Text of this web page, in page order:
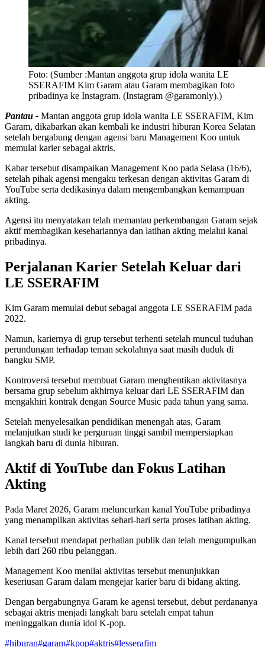
Foto: (Sumber :Mantan anggota grup idola wanita LE
SSERAFIM Kim Garam atau Garam membagikan foto
pribadinya ke Instagram. (Instagram @garamonly).)
Pantau - Mantan anggota grup idola wanita LE SSERAFIM, Kim
Garam, dikabarkan akan kembali ke industri hiburan Korea Selatan
setelah bergabung dengan agensi baru Management Koo untuk
memulai karier sebagai aktris.
Kabar tersebut disampaikan Management Koo pada Selasa (16/6),
setelah pihak agensi mengaku terkesan dengan aktivitas Garam di
YouTube serta dedikasinya dalam mengembangkan kemampuan
akting.
Agensi itu menyatakan telah memantau perkembangan Garam sejak
aktif membagikan kesehariannya dan latihan akting melalui kanal
pribadinya.
Perjalanan Karier Setelah Keluar dari
LE SSERAFIM
Kim Garam memulai debut sebagai anggota LE SSERAFIM pada
2022.
Namun, kariernya di grup tersebut terhenti setelah muncul tuduhan
perundungan terhadap teman sekolahnya saat masih duduk di
bangku SMP.
Kontroversi tersebut membuat Garam menghentikan aktivitasnya
bersama grup sebelum akhirnya keluar dari LE SSERAFIM dan
mengakhiri kontrak dengan Source Music pada tahun yang sama.
Setelah menyelesaikan pendidikan menengah atas, Garam
melanjutkan studi ke perguruan tinggi sambil mempersiapkan
langkah baru di dunia hiburan.
Aktif di YouTube dan Fokus Latihan
Akting
Pada Maret 2026, Garam meluncurkan kanal YouTube pribadinya
yang menampilkan aktivitas sehari-hari serta proses latihan akting.
Kanal tersebut mendapat perhatian publik dan telah mengumpulkan
lebih dari 260 ribu pelanggan.
Management Koo menilai aktivitas tersebut menunjukkan
keseriusan Garam dalam mengejar karier baru di bidang akting.
Dengan bergabungnya Garam ke agensi tersebut, debut perdananya
sebagai aktris menjadi langkah baru setelah empat tahun
meninggalkan dunia idol K-pop.
#hiburan#garam#kpop#aktris#lesserafim